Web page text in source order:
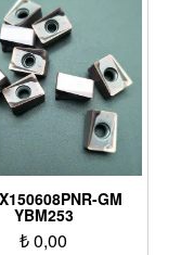
GM
YBM253
₺0,00